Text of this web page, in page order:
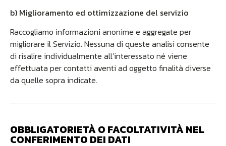
b) Miglioramento ed ottimizzazione del servizio
Raccogliamo informazioni anonime e aggregate per
migliorare il Servizio. Nessuna di queste analisi consente
di risalire individualmente all’interessato né viene
effettuata per contatti aventi ad oggetto finalità diverse
da quelle sopra indicate.
OBBLIGATORIETÀ O FACOLTATIVITÀ NEL
CONFERIMENTO DEI DATI